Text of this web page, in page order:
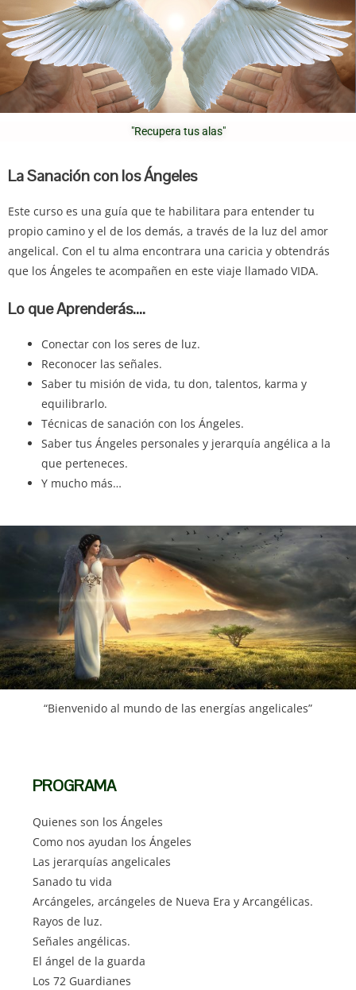
"Recupera tus alas"
La Sanación con los Ángeles
Este curso es una guía que te habilitara para entender tu
propio camino y el de los demás, a través de la luz del amor
angelical. Con el tu alma encontrara una caricia y obtendrás
que los Ángeles te acompañen en este viaje llamado VIDA.
Lo que Aprenderás….
Conectar con los seres de luz.
Reconocer las señales.
Saber tu misión de vida, tu don, talentos, karma y
equilibrarlo.
Técnicas de sanación con los Ángeles.
Saber tus Ángeles personales y jerarquía angélica a la
que perteneces.
Y mucho más…
“Bienvenido al mundo de las energías angelicales”
PROGRAMA
Quienes son los Ángeles
Como nos ayudan los Ángeles
Las jerarquías angelicales
Sanado tu vida
Arcángeles, arcángeles de Nueva Era y Arcangélicas.
Rayos de luz.
Señales angélicas.
El ángel de la guarda
Los 72 Guardianes